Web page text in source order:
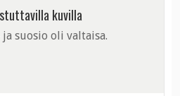
kuvilla
suosio oli valtaisa.